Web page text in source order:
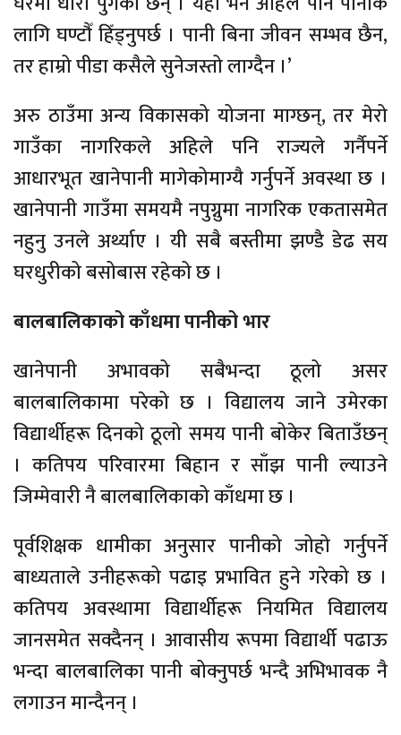
लागि घण्टौँ हिँड्नुपर्छ । पानी बिना जीवन सम्भव छैन,
तर हाम्रो पीडा कसैले सुनेजस्तो लाग्दैन ।’
अरु ठाउँमा अन्य विकासको योजना माग्छन्, तर मेरो
गाउँका नागरिकले अहिले पनि राज्यले गर्नैपर्ने
आधारभूत खानेपानी मागेकोमाग्यै गर्नुपर्ने अवस्था छ ।
खानेपानी गाउँमा समयमै नपुग्नुमा नागरिक एकतासमेत
नहुनु उनले अर्थ्याए । यी सबै बस्तीमा झण्डै डेढ सय
घरधुरीको बसोबास रहेको छ ।
बालबालिकाको काँधमा पानीको भार
खानेपानी अभावको सबैभन्दा ठूलो असर
बालबालिकामा परेको छ । विद्यालय जाने उमेरका
विद्यार्थीहरू दिनको ठूलो समय पानी बोकेर बिताउँछन्
। कतिपय परिवारमा बिहान र साँझ पानी ल्याउने
जिम्मेवारी नै बालबालिकाको काँधमा छ ।
पूर्वशिक्षक धामीका अनुसार पानीको जोहो गर्नुपर्ने
बाध्यताले उनीहरूको पढाइ प्रभावित हुने गरेको छ ।
कतिपय अवस्थामा विद्यार्थीहरू नियमित विद्यालय
जानसमेत सक्दैनन् । आवासीय रूपमा विद्यार्थी पढाऊ
भन्दा बालबालिका पानी बोक्नुपर्छ भन्दै अभिभावक नै
लगाउन मान्दैनन् ।